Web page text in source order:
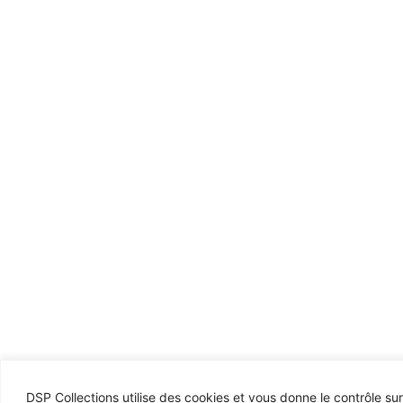
DSP Collections utilise des cookies et vous donne le contrôle